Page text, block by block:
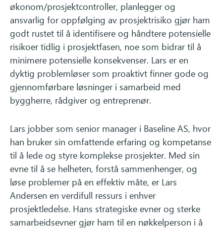
økonom/prosjektcontroller, planlegger og
ansvarlig for oppfølging av prosjektrisiko gjør ham
godt rustet til å identifisere og håndtere potensielle
risikoer tidlig i prosjektfasen, noe som bidrar til å
minimere potensielle konsekvenser. Lars er en
dyktig problemløser som proaktivt finner gode og
gjennomførbare løsninger i samarbeid med
byggherre, rådgiver og entreprenør.
Lars jobber som senior manager i Baseline AS, hvor
han bruker sin omfattende erfaring og kompetanse
til å lede og styre komplekse prosjekter. Med sin
evne til å se helheten, forstå sammenhenger, og
løse problemer på en effektiv måte, er Lars
Andersen en verdifull ressurs i enhver
prosjektledelse. Hans strategiske evner og sterke
samarbeidsevner gjør ham til en nøkkelperson i å